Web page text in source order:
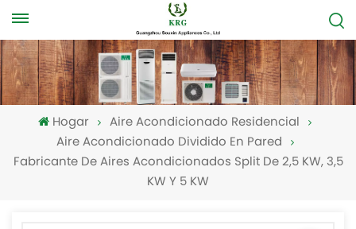
Hogar
Aire Acondicionado Residencial
Aire Acondicionado Dividido En Pared
Fabricante De Aires Acondicionados Split De 2,5 KW, 3,5
KW Y 5 KW